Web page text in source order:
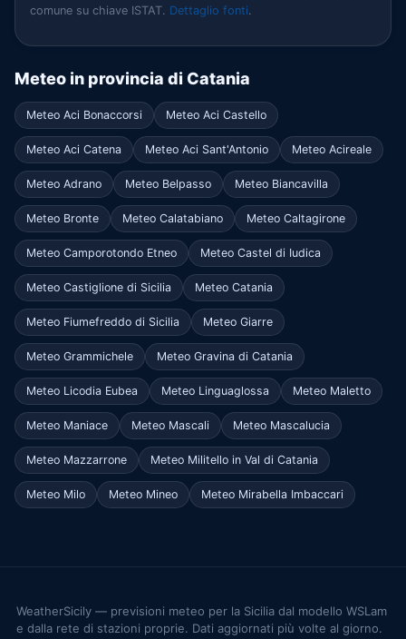
comune su chiave ISTAT. Dettaglio fonti.
Meteo in provincia di Catania
Meteo Aci Bonaccorsi Meteo Aci Castello
Meteo Aci Catena Meteo Aci Sant'Antonio Meteo Acireale
Meteo Adrano Meteo Belpasso Meteo Biancavilla
Meteo Bronte Meteo Calatabiano Meteo Caltagirone
Meteo Camporotondo Etneo Meteo Castel di Iudica
Meteo Castiglione di Sicilia Meteo Catania
Meteo Fiumefreddo di Sicilia Meteo Giarre
Meteo Grammichele Meteo Gravina di Catania
Meteo Licodia Eubea Meteo Linguaglossa Meteo Maletto
Meteo Maniace Meteo Mascali Meteo Mascalucia
Meteo Mazzarrone Meteo Militello in Val di Catania
Meteo Milo Meteo Mineo Meteo Mirabella Imbaccari
WeatherSicily — previsioni meteo per la Sicilia dal modello WSLam
e dalla rete di stazioni proprie. Dati aggiornati più volte al giorno.